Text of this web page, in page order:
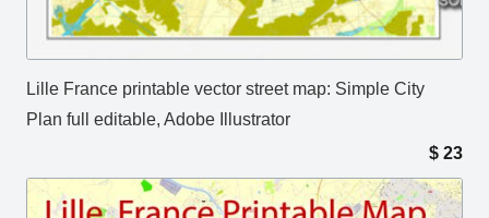
Lille France printable vector street map: Simple City
Plan full editable, Adobe Illustrator
$ 23